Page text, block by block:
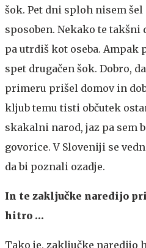
šok. Pet dni sploh nisem
sposoben. Nekako te takšni
pa utrdiš kot oseba. Ampak
spet drugačen šok. Dobro,
primeru prišel domov in
kljub temu tisti občutek
skakalni narod, jaz pa sem
govorice. V Sloveniji se
da bi poznali ozadje.
In te zaključke naredijo
hitro …
Tako je, zaključke naredijo